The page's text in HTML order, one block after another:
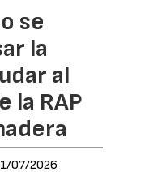
se
la
al
la RAP
07/2026